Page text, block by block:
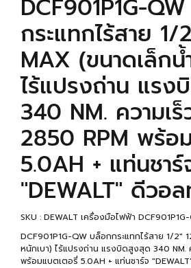
DCF901P1G-
กระแทกไร้สาย 1/
MAX (ขนาดเล็กน้
ไร้แปรงถ่าน แร
340 NM. ความเ
2850 RPM พร้อ
5.0AH + แท่นชาร์
"DEWALT" ดีวอ
SKU : DEWALT เครื่องมือไฟฟ้า
DCF901P1G-QW บล็อกกระแทกไร้สาย 1/2"
หนักเบา) ไร้แปรงถ่าน แรงบิดสูงสุด 340 NM.
พร้อมแบตเตอรี่ 5.0AH + แท่นชาร์จ